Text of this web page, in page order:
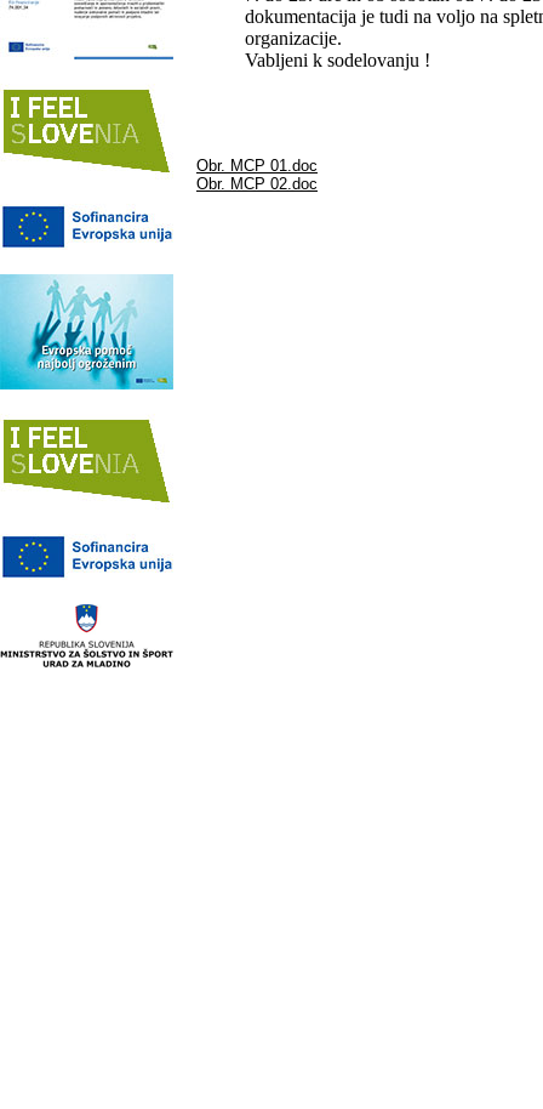
dokumentacija je tudi na voljo na
organizacije.
Vabljeni k sodelovanju !
Obr. MCP 01.doc
Obr. MCP 02.doc